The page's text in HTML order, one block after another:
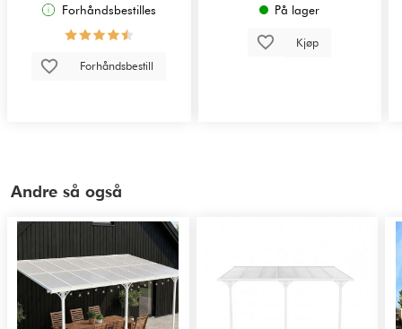
Forhåndsbestilles
Forhåndsbestill
På lager
Kjøp
Andre så også